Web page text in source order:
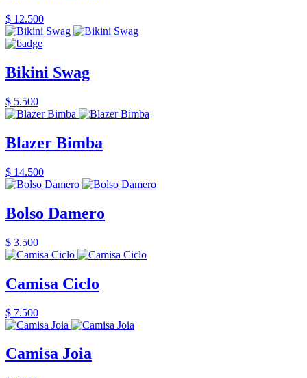
$ 12.500
Bikini Swag
$ 5.500
Blazer Bimba
$ 14.500
Bolso Damero
$ 3.500
Camisa Ciclo
$ 7.500
Camisa Joia